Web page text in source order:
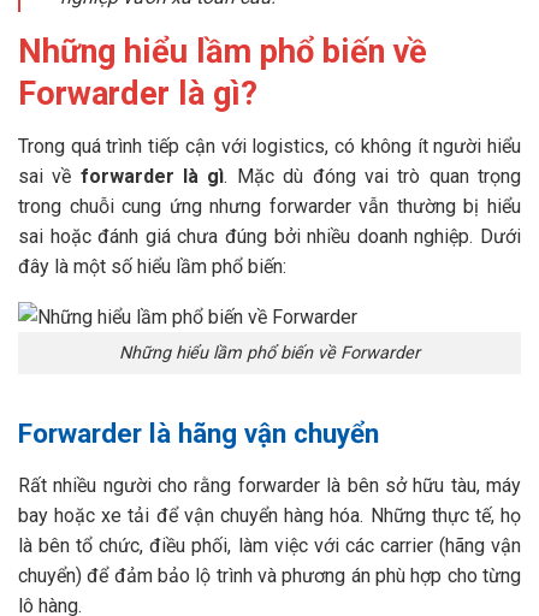
Những hiểu lầm phổ biến về
Forwarder là gì?
Trong quá trình tiếp cận với logistics, có không ít người hiểu
sai về forwarder là gì. Mặc dù đóng vai trò quan trọng
trong chuỗi cung ứng nhưng forwarder vẫn thường bị hiểu
sai hoặc đánh giá chưa đúng bởi nhiều doanh nghiệp. Dưới
đây là một số hiểu lầm phổ biến:
Những hiểu lầm phổ biến về Forwarder
Forwarder là hãng vận chuyển
Rất nhiều người cho rằng forwarder là bên sở hữu tàu, máy
bay hoặc xe tải để vận chuyển hàng hóa. Những thực tế, họ
là bên tổ chức, điều phối, làm việc với các carrier (hãng vận
chuyển) để đảm bảo lộ trình và phương án phù hợp cho từng
lô hàng.